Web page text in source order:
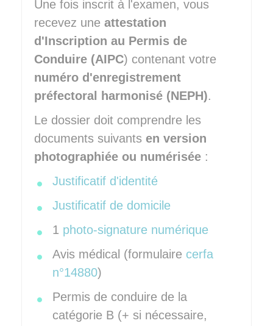
Une fois inscrit à l'examen, vous
recevez une attestation
d'Inscription au Permis de
Conduire (AIPC) contenant votre
numéro d'enregistrement
préfectoral harmonisé (NEPH).
Le dossier doit comprendre les
documents suivants en version
photographiée ou numérisée :
Justificatif d'identité
Justificatif de domicile
1 photo-signature numérique
Avis médical (formulaire cerfa
n°14880)
Permis de conduire de la
catégorie B (+ si nécessaire,